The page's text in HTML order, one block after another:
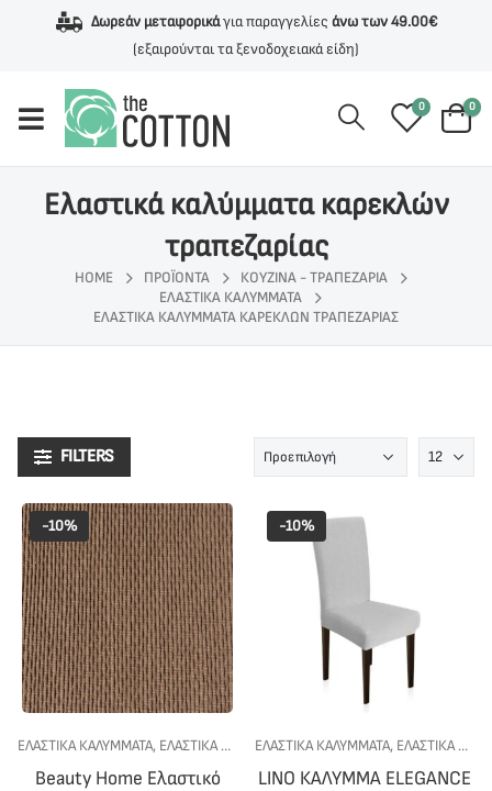
Δωρεάν μεταφορικάγια παραγγελίες άνω των 49.00€
(εξαιρούνται τα ξενοδοχειακά είδη)
0 0
Ελαστικά καλύμματα καρεκλών
τραπεζαρίας
HOME ΠΡΟΪΌΝΤΑ
ΚΟΥΖΙΝΑ - ΤΡΑΠΕΖΑΡΙΑ
ΕΛΑΣΤΙΚΑ ΚΑΛΥΜΜΑΤΑ
ΕΛΑΣΤΙΚΆ ΚΑΛΎΜΜΑΤΑ ΚΑΡΕΚΛΏΝ ΤΡΑΠΕΖΑΡΊΑΣ
FILTERS
-10%
ΕΛΑΣΤΙΚΑ ΚΑΛΥΜΜΑΤΑ, ΕΛΑΣΤΙΚΆ ΚΑΛΎΜΜΑΤΑ ΚΑΡΕΚΛΏΝ ΤΡΑΠΕΖΑΡΊΑΣ ,
Beauty Home Ελαστικό
-10%
ΕΛΑΣΤΙΚΑ ΚΑΛΥΜΜΑΤΑ, ΕΛΑΣΤΙΚΆ ΚΑΛΎΜΜΑΤΑ ΚΑΡΕΚΛΏΝ ΤΡΑΠΕΖΑΡΊΑΣ
LINO ΚΑΛΥΜΜΑ ELEGANCE